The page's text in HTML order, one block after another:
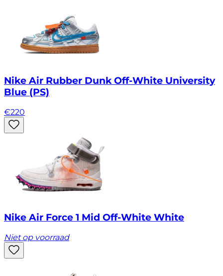
Nike Air Rubber Dunk Off-White University
Blue (PS)
€220
Nike Air Force 1 Mid Off-White White
Niet op voorraad